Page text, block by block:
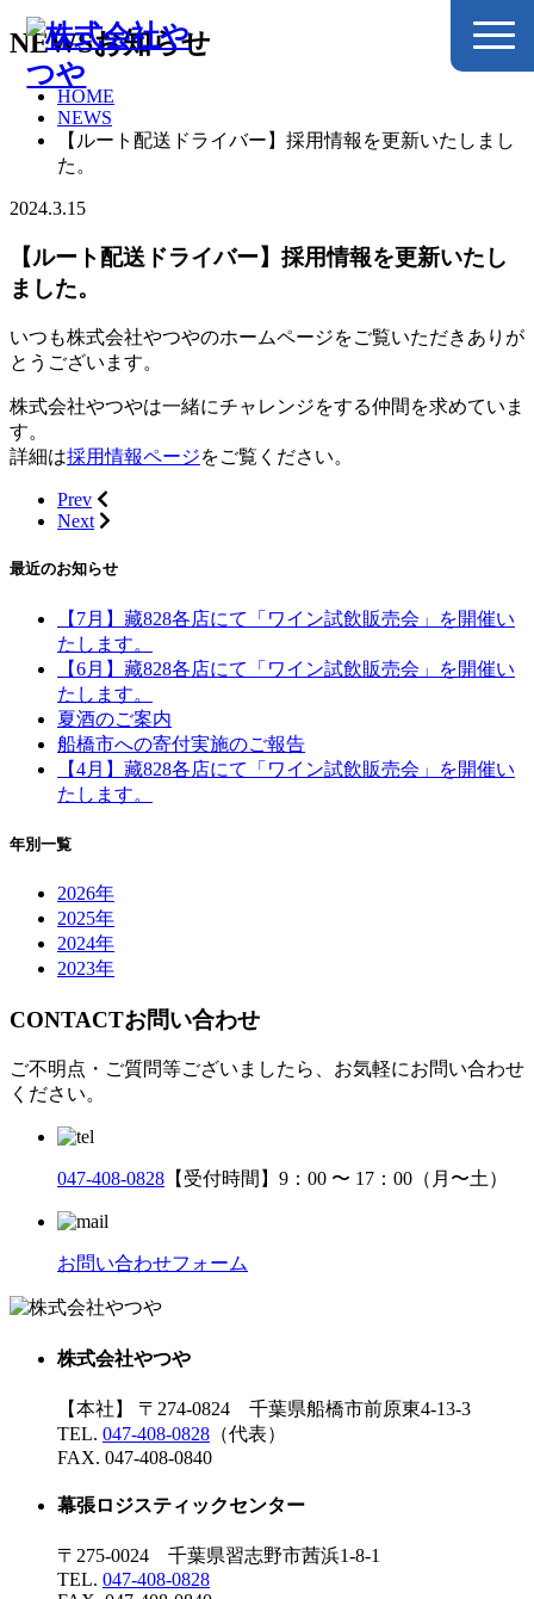
NEWSお知らせ
HOME
NEWS
【ルート配送ドライバー】採用情報を更新いたしまし
た。
2024.3.15
【ルート配送ドライバー】採用情報を更新いたし
ました。
いつも株式会社やつやのホームページをご覧いただきありが
とうございます。
株式会社やつやは一緒にチャレンジをする仲間を求めていま
す。
詳細は採用情報ページをご覧ください。
Prev
Next
最近のお知らせ
【7月】藏828各店にて「ワイン試飲販売会」を開催い
たします。
【6月】藏828各店にて「ワイン試飲販売会」を開催い
たします。
夏酒のご案内
船橋市への寄付実施のご報告
【4月】藏828各店にて「ワイン試飲販売会」を開催い
たします。
年別一覧
2026年
2025年
2024年
2023年
CONTACTお問い合わせ
ご不明点・ご質問等ございましたら、お気軽にお問い合わせ
ください。
047-408-0828 【受付時間】9：00 〜 17：00（月〜土）
お問い合わせフォーム
株式会社やつや
【本社】 〒274-0824 千葉県船橋市前原東4-13-3
TEL. 047-408-0828 （代表）
FAX. 047-408-0840
幕張ロジスティックセンター
〒275-0024 千葉県習志野市茜浜1-8-1
TEL. 047-408-0828